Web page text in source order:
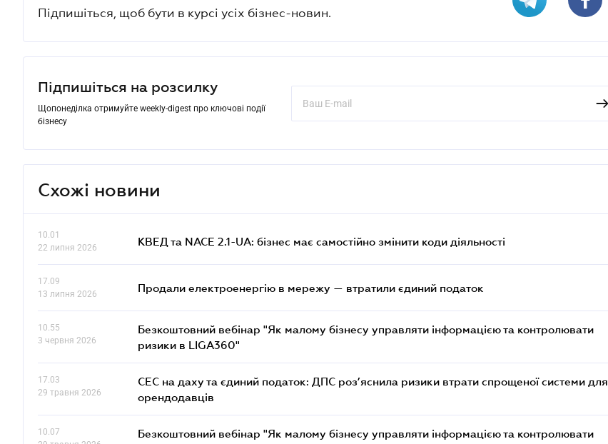
Підпишіться, щоб бути в курсі усіх бізнес-новин.
Підпишіться на розсилку
Щопонеділка отримуйте weekly-digest про ключові події
бізнесу
Схожі новини
10.01
22 липня 2026
КВЕД та NACE 2.1-UA: бізнес має самостійно змінити коди діяльності
17.09
13 липня 2026
Продали електроенергію в мережу — втратили єдиний податок
10.55
3 червня 2026
Безкоштовний вебінар "Як малому бізнесу управляти інформацією та контролювати
ризики в LIGA360"
17.03
29 травня 2026
СЕС на даху та єдиний податок: ДПС роз’яснила ризики втрати спрощеної системи для
орендодавців
10.07
Безкоштовний вебінар "Як малому бізнесу управляти інформацією та контролювати